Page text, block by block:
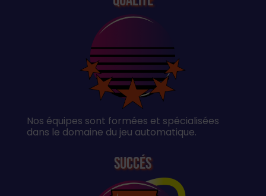
Nos équipes sont formées et spécialisées
dans le domaine du jeu automatique.
Succés